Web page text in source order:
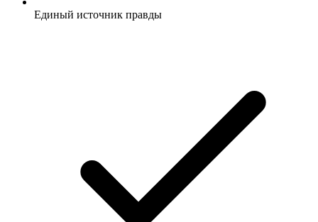
Единый источник правды